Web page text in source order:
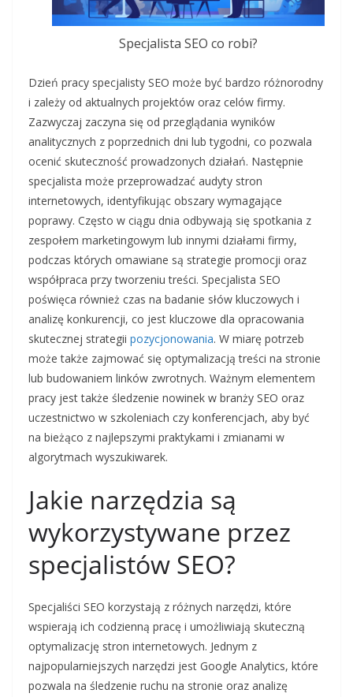
Specjalista SEO co robi?
Dzień pracy specjalisty SEO może być bardzo różnorodny
i zależy od aktualnych projektów oraz celów firmy.
Zazwyczaj zaczyna się od przeglądania wyników
analitycznych z poprzednich dni lub tygodni, co pozwala
ocenić skuteczność prowadzonych działań. Następnie
specjalista może przeprowadzać audyty stron
internetowych, identyfikując obszary wymagające
poprawy. Często w ciągu dnia odbywają się spotkania z
zespołem marketingowym lub innymi działami firmy,
podczas których omawiane są strategie promocji oraz
współpraca przy tworzeniu treści. Specjalista SEO
poświęca również czas na badanie słów kluczowych i
analizę konkurencji, co jest kluczowe dla opracowania
skutecznej strategii pozycjonowania. W miarę potrzeb
może także zajmować się optymalizacją treści na stronie
lub budowaniem linków zwrotnych. Ważnym elementem
pracy jest także śledzenie nowinek w branży SEO oraz
uczestnictwo w szkoleniach czy konferencjach, aby być
na bieżąco z najlepszymi praktykami i zmianami w
algorytmach wyszukiwarek.
Jakie narzędzia są
wykorzystywane przez
specjalistów SEO?
Specjaliści SEO korzystają z różnych narzędzi, które
wspierają ich codzienną pracę i umożliwiają skuteczną
optymalizację stron internetowych. Jednym z
najpopularniejszych narzędzi jest Google Analytics, które
pozwala na śledzenie ruchu na stronie oraz analizę